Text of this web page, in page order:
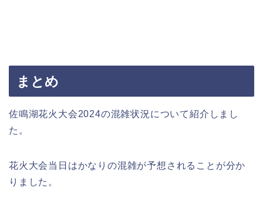
まとめ
佐鳴湖花火大会2024の混雑状況について紹介しまし
た。
花火大会当日はかなりの混雑が予想されることが分か
りました。